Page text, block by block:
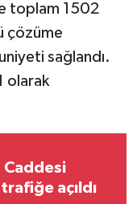
toplam 1502
çözüme
sağlandı.
olarak
Caddesi
açıldı